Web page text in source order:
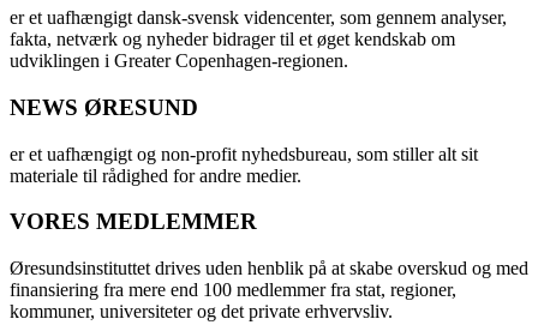
er et uafhængigt dansk-svensk videncenter, som gennem analyser,
fakta, netværk og nyheder bidrager til et øget kendskab om
udviklingen i Greater Copenhagen-regionen.
NEWS ØRESUND
er et uafhængigt og non-profit nyhedsbureau, som stiller alt sit
materiale til rådighed for andre medier.
VORES MEDLEMMER
Øresundsinstituttet drives uden henblik på at skabe overskud og med
finansiering fra mere end 100 medlemmer fra stat, regioner,
kommuner, universiteter og det private erhvervsliv.